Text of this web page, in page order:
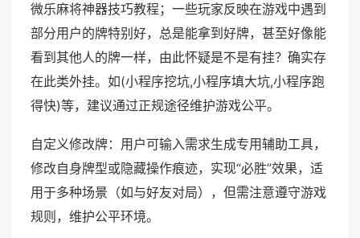
微乐麻将神器技巧教程；一些玩家反映在游戏中遇到
部分用户的牌特别好，总是能拿到好牌，甚至好像能
看到其他人的牌一样，由此怀疑是不是有挂？确实存
在此类外挂。如(小程序挖坑,小程序填大坑,小程序跑
得快)等，建议通过正规途径维护游戏公平。
自定义修改牌：用户可输入需求生成专用辅助工具，
修改自身牌型或隐藏操作痕迹，实现“必胜”效果，适
用于多种场景（如与好友对局），但需注意遵守游戏
规则，维护公平环境。